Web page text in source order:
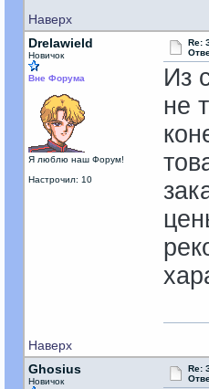
Наверх
Drelawield
Новичок
Вне Форума
Я люблю наш Форум!
Настрочил: 10
Re:
Из
не
Наверх
Ghosius
Новичок
Re: